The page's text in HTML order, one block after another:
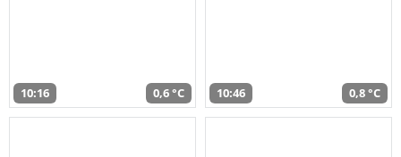
10:16 0,6 °C 10:46 0,8 °C